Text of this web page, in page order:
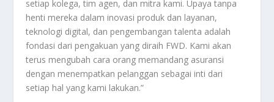
setiap kolega, tim agen, dan mitra kami. Upaya tanpa
henti mereka dalam inovasi produk dan layanan,
teknologi digital, dan pengembangan talenta adalah
fondasi dari pengakuan yang diraih FWD. Kami akan
terus mengubah cara orang memandang asuransi
dengan menempatkan pelanggan sebagai inti dari
setiap hal yang kami lakukan.”